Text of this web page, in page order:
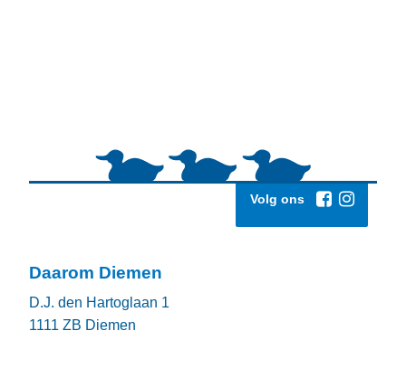
Volg ons
Daarom Diemen
D.J. den Hartoglaan 1
1111 ZB Diemen